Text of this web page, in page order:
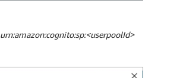
urn:amazon:cognito:sp:<userpoolId>